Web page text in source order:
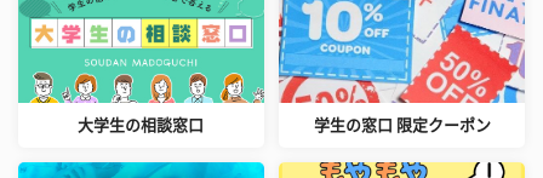
大学生の相談窓口 学生の窓口 限定クーポン